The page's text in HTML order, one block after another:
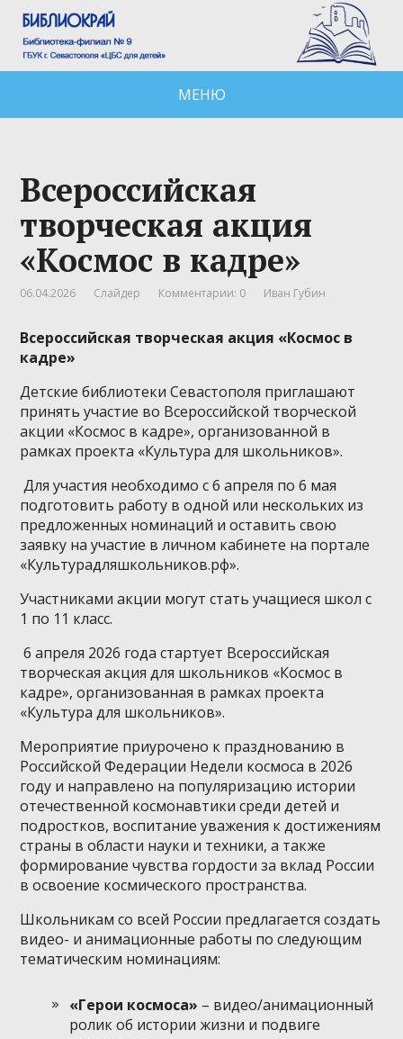
МЕНЮ
Всероссийская
творческая акция
«Космос в кадре»
06.04.2026 Слайдер Комментарии: 0 Иван Губин
Всероссийская творческая акция «Космос в
кадре»
Детские библиотеки Севастополя приглашают
принять участие во Всероссийской творческой
акции «Космос в кадре», организованной в
рамках проекта «Культура для школьников».
Для участия необходимо с 6 апреля по 6 мая
подготовить работу в одной или нескольких из
предложенных номинаций и оставить свою
заявку на участие в личном кабинете на портале
«Культурадляшкольников.рф».
Участниками акции могут стать учащиеся школ с
1 по 11 класс.
6 апреля 2026 года стартует Всероссийская
творческая акция для школьников «Космос в
кадре», организованная в рамках проекта
«Культура для школьников».
Мероприятие приурочено к празднованию в
Российской Федерации Недели космоса в 2026
году и направлено на популяризацию истории
отечественной космонавтики среди детей и
подростков, воспитание уважения к достижениям
страны в области науки и техники, а также
формирование чувства гордости за вклад России
в освоение космического пространства.
Школьникам со всей России предлагается создать
видео- и анимационные работы по следующим
тематическим номинациям:
«Герои космоса» – видео/анимационный
ролик об истории жизни и подвиге